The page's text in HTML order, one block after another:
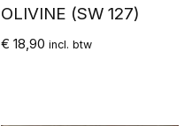
OLIVINE (SW 127)
€ 18,90 incl. btw